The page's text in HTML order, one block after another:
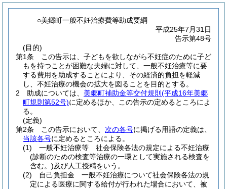
○美郷町一般不妊治療費等助成要綱
平成25年7月31日
告示第48号
(目的)
第1条
この告示は、子どもを欲しながら不妊症のために子ど
もを持つことが困難な夫婦に対して、一般不妊治療等に要
する費用を助成することにより、その経済的負担を軽減
し、不妊治療の機会の拡大を図ることを目的とする。
2
助成については、 美郷町補助金等交付規則 (平成16年美郷
町規則第52号)に定めるほか、この告示の定めるところによ
る。
(定義)
第2条
この告示において、 次の各号に掲げる用語の定義は、
当該各号に定めるところによる。
(1)
一般不妊治療等 社会保険各法の規定による不妊治療
(診断のための検査等治療の一環として実施される検査を
含む。)及び人工授精をいう。
(2)
自己負担金 一般不妊治療について社会保険各法の規
定による医療に関する給付が行われた場合において、被